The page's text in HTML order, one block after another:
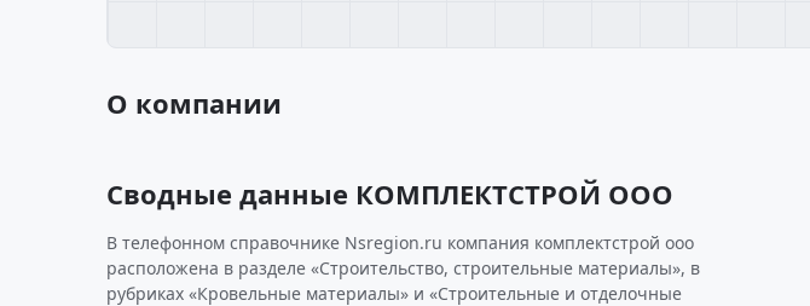
О компании
Сводные данные КОМПЛЕКТСТРОЙ ООО
В телефонном справочнике Nsregion.ru компания комплектстрой ооо
расположена в разделе «Строительство, строительные материалы», в
рубриках «Кровельные материалы» и «Строительные и отделочные